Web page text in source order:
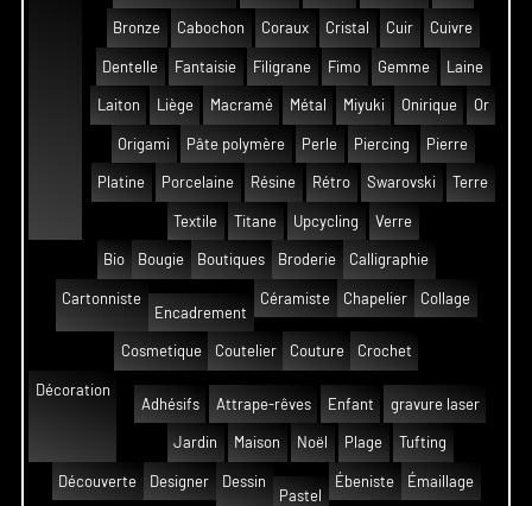
Bronze Cabochon Coraux Cristal Cuir Cuivre
Dentelle Fantaisie Filigrane Fimo Gemme Laine
Laiton Liège Macramé Métal Miyuki Onirique Or
Origami Pâte polymère Perle Piercing Pierre
Platine Porcelaine Résine Rétro Swarovski Terre
Textile Titane Upcycling Verre
Bio Bougie Boutiques Broderie Calligraphie
Cartonniste
Encadrement
Céramiste Chapelier Collage
Cosmetique Coutelier Couture Crochet
Décoration
Adhésifs
Attrape-rêves Enfant gravure laser
Jardin Maison Noël Plage Tufting
Découverte Designer
Dessin
Pastel
Ébeniste Émaillage